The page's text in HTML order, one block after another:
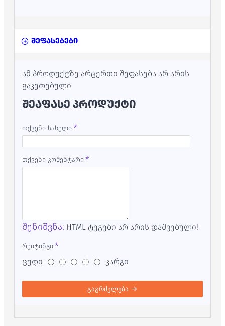
შეფასებები
ამ პროდუქტზე არცერთი შეფასება არ არის
გაკეთებული
ᲨᲔᲐᲤᲐᲡᲔ ᲞᲠᲝᲓᲣᲥᲢᲘ
თქვენი სახელი
თქვენი კომენტარი
შენიშვნა: HTML ტეგები არ არის დაშვებული!
რეიტინგი
ცუდი კარგი
გაგრძელება